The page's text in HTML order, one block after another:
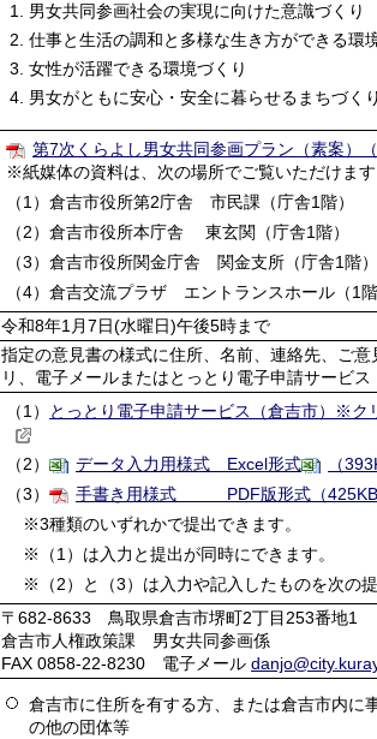
男女共同参画社会の実現に向けた意識づくり
仕事と生活の調和と多様な生き方ができる環
女性が活躍できる環境づくり
男女がともに安心・安全に暮らせるまちづくり
第7次くらよし男女共同参画プラン（素案）
※紙媒体の資料は、次の場所でご覧いただけます
（1）倉吉市役所第2庁舎 市民課（庁舎1階）
（2）倉吉市役所本庁舎 東玄関（庁舎1階）
（3）倉吉市役所関金庁舎 関金支所（庁舎1階）
（4）倉吉交流プラザ エントランスホール（1階
令和8年1月7日(水曜日)午後5時まで
指定の意見書の様式に住所、名前、連絡先、ご
リ、電子メールまたはとっとり電子申請サービス
（1） とっとり電子申請サービス（倉吉市）※ク
（2） データ入力用様式 Excel形式
（
（3）
手書き用様式 PDF版形式（425KB
※3種類のいずれかで提出できます。
※（1）は入力と提出が同時にできます。
※（2）と（3）は入力や記入したものを次の提
〒682-8633 鳥取県倉吉市堺町2丁目253番地1
倉吉市人権政策課 男女共同参画係
FAX 0858-22-8230 電子メール
倉吉市に住所を有する方、または倉吉市内に
の他の団体等